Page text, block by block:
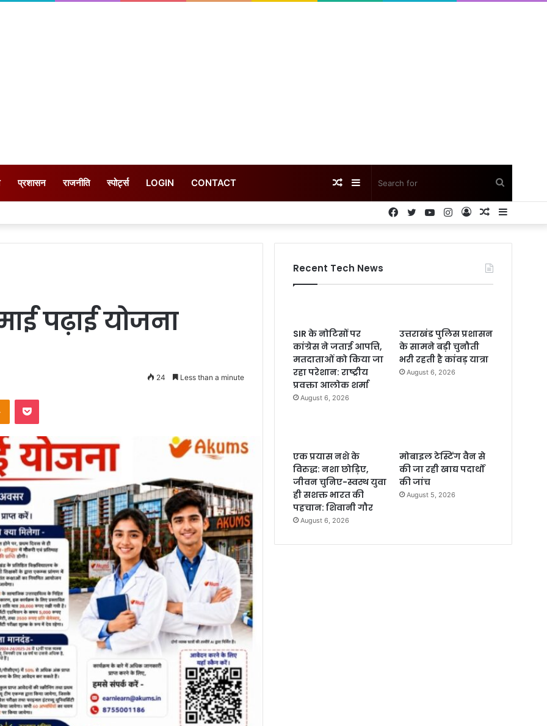
प्रशासन राजनीति स्पोर्ट्स LOGIN CONTACT
for
Sidebar
Random
Sidebar
Random
Log
Instagram
YouTube
Twitter
Facebook
पढ़ाई योजना
24 Less than a minute
Odnoklassniki
Pocket
Recent Tech News
SIR के नोटिसों पर
कांग्रेस ने जताई आपत्ति,
मतदाताओं को किया जा
रहा परेशान: राष्ट्रीय
प्रवक्ता आलोक शर्मा
August 6, 2026
उत्तराखंड पुलिस प्रशासन
के सामने बड़ी चुनौती
भरी रहती है कांवड़ यात्रा
August 6, 2026
एक प्रयास नशे के
विरुद्ध: नशा छोड़िए,
जीवन चुनिए-स्वस्थ युवा
ही सशक्त भारत की
पहचान: शिवानी गौर
August 6, 2026
मोबाइल टेस्टिंग वैन से
की जा रही खाद्य पदार्थों
की जांच
August 5, 2026